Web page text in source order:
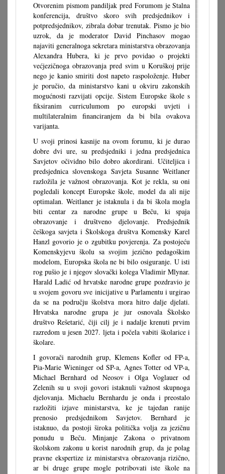
Otvorenim pismom pandiljak pred Forumom je Stalna
konferencija, društvo skoro svih predsjednikov i
potpredsjednikov, zibrala dobar trenutak. Pismo je bio
uzrok, da je moderator David Pinchasov mogao
najaviti generalnoga sekretara ministarstva obrazovanja
Alexandra Hubera, ki je prvo povidao o projekti
većjezičnoga obrazovanja pred svim u Koruškoj prije
nego je kanio smiriti dost napeto raspoloženje. Huber
je poručio, da ministarstvo kani u okviru zakonskih
mogućnosti razvijati opcije. Sistem Europske škole s
fiksiranim curriculumom po europski uvjeti i
multilateralnim financiranjem da bi bila ovakova
varijanta.
U svoji prinosi kasnije na ovom forumu, ki je durao
dobre dvi ure, su predsjedniki i jedna predsjednica
Savjetov očividno bilo dobro akordirani. Učiteljica i
predsjednica slovenskoga Savjeta Susanne Weitlaner
razložila je važnost obrazovanja. Kot je rekla, su oni
pogledali koncept Europske škole, model da ali nije
optimalan. Weitlaner je istaknula i da bi škola mogla
biti centar za narodne grupe u Beču, ki spaja
obrazovanje i društveno djelovanje. Predsjednik
češkoga savjeta i Školskoga društva Komensky Karel
Hanzl govorio je o zgubitku povjerenja. Za postojeću
Komenskyjevu školu sa svojim jezično pedagoškim
modelom, Europska škola ne bi bilo osiguranje. U isti
rog pušio je i njegov slovački kolega Vladimir Mlynar.
Harald Ladić od hrvatske narodne grupe pozdravio je
u svojem govoru sve inicijative u Parlamentu i urgirao
da se na području školstva mora hitro dalje djelati.
Hrvatska narodne grupa je jur osnovala Školsko
društvo Rešetarić, čiji cilj je i nadalje krenuti prvim
razredom u jesen 2027. ljeta i počela vabiti školarice i
školare.
I govorači narodnih grup, Klemens Kofler od FP-a,
Pia-Marie Wieninger od SP-a, Agnes Totter od VP-a,
Michael Bernhard od Neosov i Olga Voglauer od
Zelenih su u svoji govori istaknuli važnost skupnoga
djelovanja. Michaelu Bernhardu je onda i preostalo
razložiti izjave ministarstva, ke je tajedan ranije
prenosio predsjednikom Savjetov. Bernhard je
istaknuo, da postoji široka politička volja za jezičnu
ponudu u Beču. Minjanje Zakona o privatnom
školskom zakonu u korist narodnih grup, da je polag
pravne ekspertize iz ministarstva obrazovanja rizično,
ar bi druge grupe mogle potribovati iste škole na